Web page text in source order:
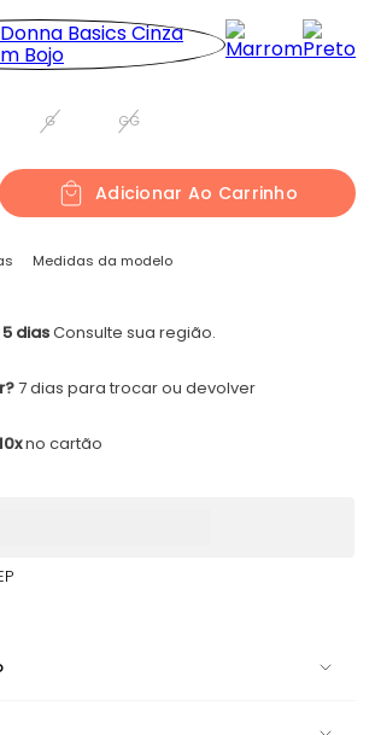
G GG
Adicionar Ao Carrinho
Medidas da modelo
diasConsulte sua região.
7 dias para trocar ou devolver
no cartão